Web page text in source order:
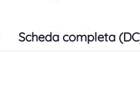
Scheda completa